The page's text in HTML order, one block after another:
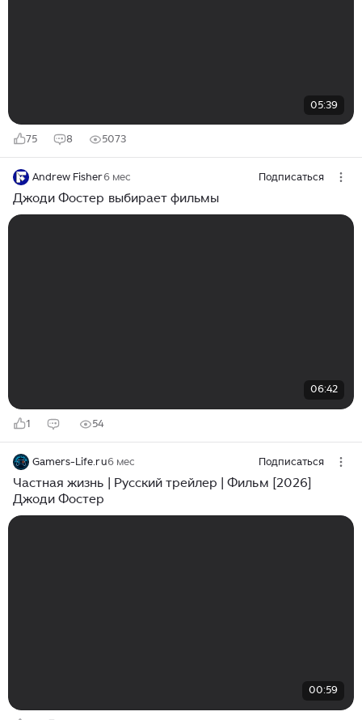
05:39
75 8 5073
Andrew Fisher6 мес Подписаться
Джоди Фостер выбирает фильмы
06:42
1 54
Gamers-Life.ru6 мес Подписаться
Частная жизнь | Русский трейлер | Фильм [2026]
Джоди Фостер
00:59